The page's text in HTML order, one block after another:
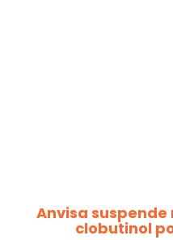
Anvisa
clobutinol